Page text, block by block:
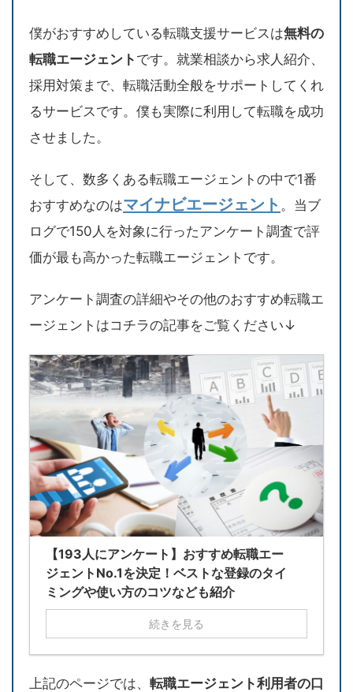
僕がおすすめしている転職支援サービスは無料の
転職エージェント です。就業相談から求人紹介、
採用対策まで、転職活動全般をサポートしてくれ
るサービスです。僕も実際に利用して転職を成功
させました。
そして、数多くある転職エージェントの中で1番
おすすめなのはマイナビエージェント 。当ブ
ログで150人を対象に行ったアンケート調査で評
価が最も高かった転職エージェントです。
アンケート調査の詳細やその他のおすすめ転職エ
ージェントはコチラの記事をご覧ください↓
【193人にアンケート】おすすめ転職エー
ジェントNo.1を決定！ベストな登録のタイ
ミングや使い方のコツなども紹介
続きを見る
上記のページでは、 転職エージェント利用者の口